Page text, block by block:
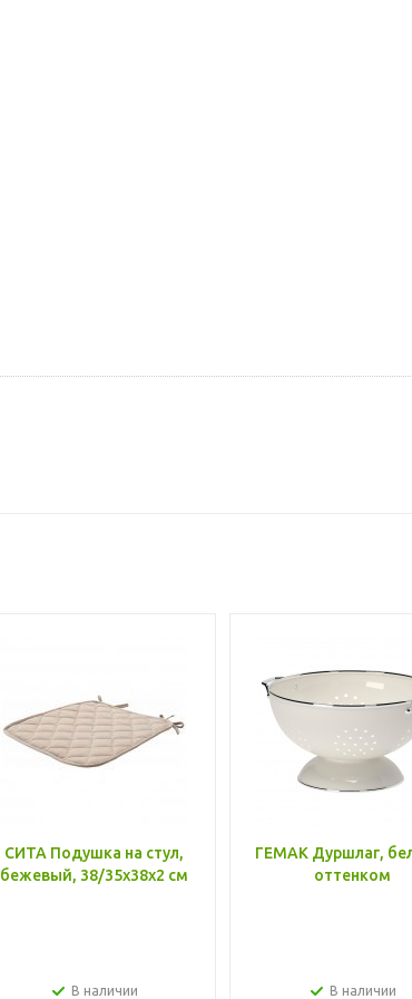
СИТА Подушка на стул,
бежевый, 38/35x38x2 см
В наличии
ГЕМАК Дуршлаг,
оттенком
В наличии